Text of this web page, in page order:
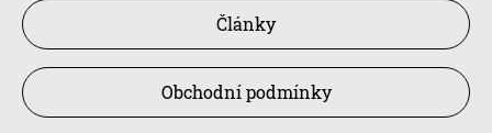
Články
Obchodní podmínky